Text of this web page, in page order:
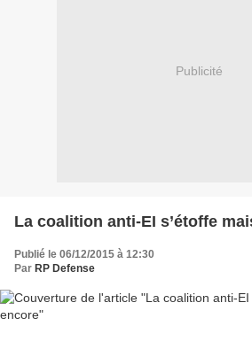
Publicité
La coalition anti-EI s’étoffe
Publié le 06/12/2015 à 12:30
Par RP Defense